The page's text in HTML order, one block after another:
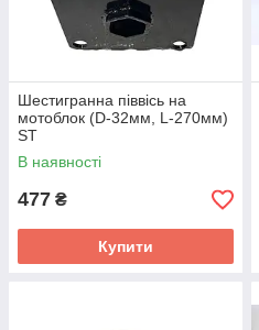
Шестигранна піввісь на
мотоблок (D-32мм, L-270мм)
ST
В наявності
477 ₴
Купити